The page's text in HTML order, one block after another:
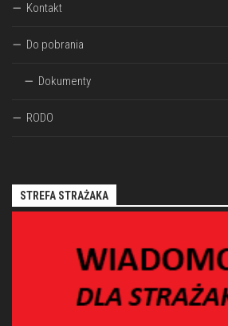
Kontakt
Do pobrania
Dokumenty
RODO
STREFA STRAŻAKA